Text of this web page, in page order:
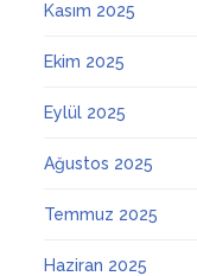
Kasım 2025
Ekim 2025
Eylül 2025
Ağustos 2025
Temmuz 2025
Haziran 2025